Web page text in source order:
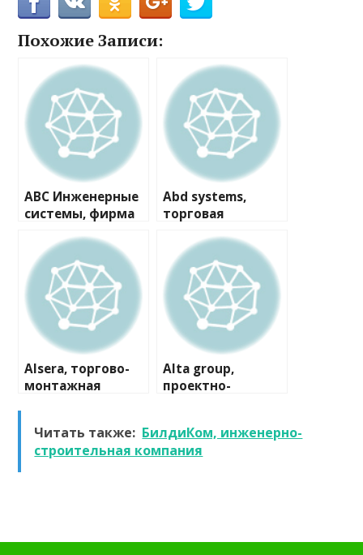
Похожие Записи:
ABC Инженерные
системы, фирма
Abd systems,
торговая
Alsera, торгово-
монтажная
Alta group,
проектно-
Читать также: БилдиКом, инженерно-
строительная компания